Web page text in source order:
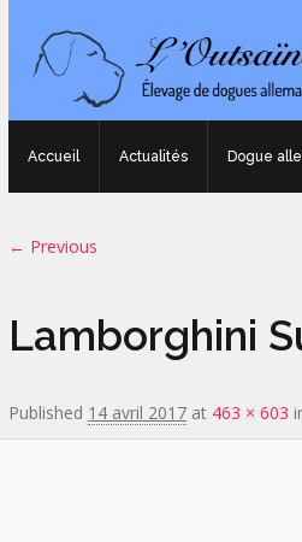
Accueil Actualités Dogue
Image navigation
← Previous
Lamborghini
Published 14 avril 2017 at 463 × 603